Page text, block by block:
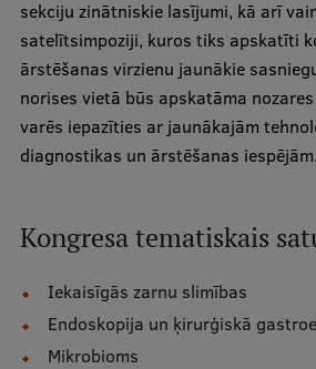
Aula
Muzeji un ekspozīcijas
Ģerbonis
Projekti
Virtuālā tūre
Studiju un vides pieejamība
Dati par 2025. gadu
sekciju zinātniskie lasījumi, kā arī
satelītsimpoziji, kuros tiks apskatīti
ārstēšanas virzienu jaunākie
norises vietā būs apskatāma
varēs iepazīties ar jaunākajām
diagnostikas un ārstēšanas iespējām.
Kongresa tematiskais
Iekaisīgās zarnu slimības
Endoskopija un ķirurģiskā
Mikrobioms